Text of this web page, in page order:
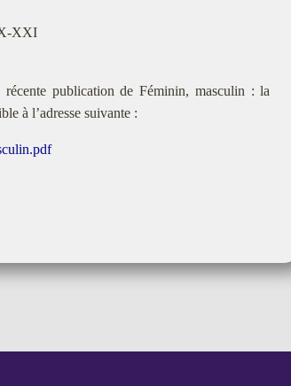
XXI
récente publication de Féminin, masculin : la
à l’adresse suivante :